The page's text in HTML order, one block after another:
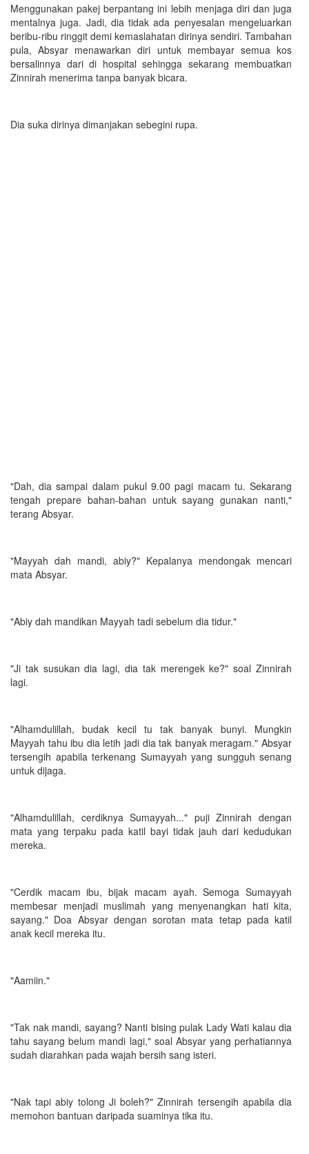
Menggunakan pakej berpantang ini lebih menjaga diri dan juga
mentalnya juga. Jadi, dia tidak ada penyesalan mengeluarkan
beribu-ribu ringgit demi kemaslahatan dirinya sendiri. Tambahan
pula, Absyar menawarkan diri untuk membayar semua kos
bersalinnya dari di hospital sehingga sekarang membuatkan
Zinnirah menerima tanpa banyak bicara.
Dia suka dirinya dimanjakan sebegini rupa.
"Dah, dia sampai dalam pukul 9.00 pagi macam tu. Sekarang
tengah prepare bahan-bahan untuk sayang gunakan nanti,"
terang Absyar.
"Mayyah dah mandi, abiy?" Kepalanya mendongak mencari
mata Absyar.
"Abiy dah mandikan Mayyah tadi sebelum dia tidur."
"Ji tak susukan dia lagi, dia tak merengek ke?" soal Zinnirah
lagi.
"Alhamdulillah, budak kecil tu tak banyak bunyi. Mungkin
Mayyah tahu ibu dia letih jadi dia tak banyak meragam." Absyar
tersengih apabila terkenang Sumayyah yang sungguh senang
untuk dijaga.
"Alhamdulillah, cerdiknya Sumayyah..." puji Zinnirah dengan
mata yang terpaku pada katil bayi tidak jauh dari kedudukan
mereka.
"Cerdik macam ibu, bijak macam ayah. Semoga Sumayyah
membesar menjadi muslimah yang menyenangkan hati kita,
sayang." Doa Absyar dengan sorotan mata tetap pada katil
anak kecil mereka itu.
"Aamiin."
"Tak nak mandi, sayang? Nanti bising pulak Lady Wati kalau dia
tahu sayang belum mandi lagi," soal Absyar yang perhatiannya
sudah diarahkan pada wajah bersih sang isteri.
"Nak tapi abiy tolong Ji boleh?" Zinnirah tersengih apabila dia
memohon bantuan daripada suaminya tika itu.